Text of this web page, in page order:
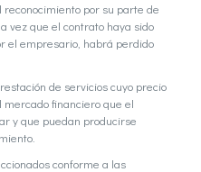
por su parte de
vez que el contrato haya sido
el empresario, habrá perdido
de servicios cuyo precio
financiero que el
y que puedan producirse
conforme a las